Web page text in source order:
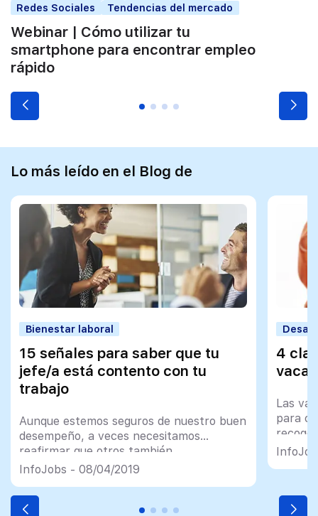
Redes Sociales
Tendencias del mercado
Webinar | Cómo utilizar tu
smartphone para encontrar empleo
rápido
Lo más leído en el Blog de
Bienestar laboral
15 señales para saber que tu
jefe/a está contento con tu
trabajo
Aunque estemos seguros de nuestro buen
desempeño, a veces necesitamos
reafirmar que otros también
InfoJobs - 08/04/2019
4
Las
para